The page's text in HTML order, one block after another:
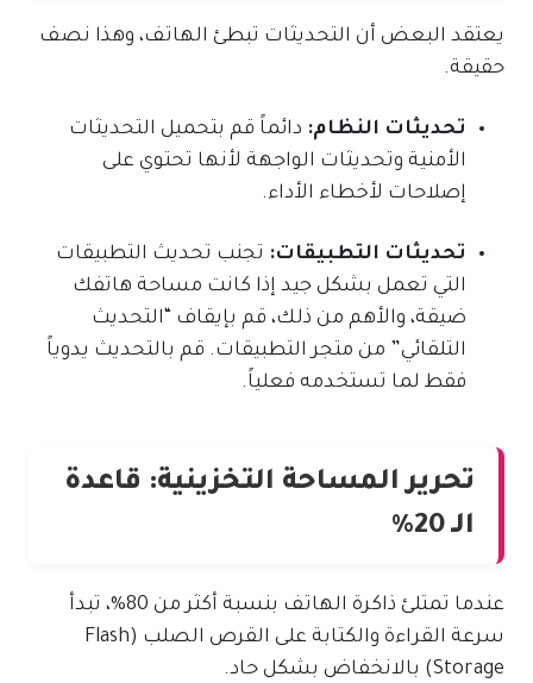
يعتقد البعض أن التحديثات تبطئ الهاتف، وهذا نصف
حقيقة.
تحديثات النظام: دائماً قم بتحميل التحديثات
الأمنية وتحديثات الواجهة لأنها تحتوي على
إصلاحات لأخطاء الأداء.
تحديثات التطبيقات: تجنب تحديث التطبيقات
التي تعمل بشكل جيد إذا كانت مساحة هاتفك
ضيقة، والأهم من ذلك، قم بإيقاف “التحديث
التلقائي” من متجر التطبيقات. قم بالتحديث يدوياً
فقط لما تستخدمه فعلياً.
تحرير المساحة التخزينية: قاعدة
الـ 20%
عندما تمتلئ ذاكرة الهاتف بنسبة أكثر من 80%، تبدأ
سرعة القراءة والكتابة على القرص الصلب (Flash
Storage) بالانخفاض بشكل حاد.